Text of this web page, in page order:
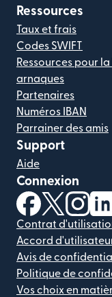
Ressources
Taux et frais
Codes SWIFT
Ressources pour
arnaques
Partenaires
Numéros IBAN
Parrainer des amis
Support
Aide
Connexion
(s'ouvre dans
(s'ouvre
Contrat
Accord
Avis de
Politique de
Vos choix en